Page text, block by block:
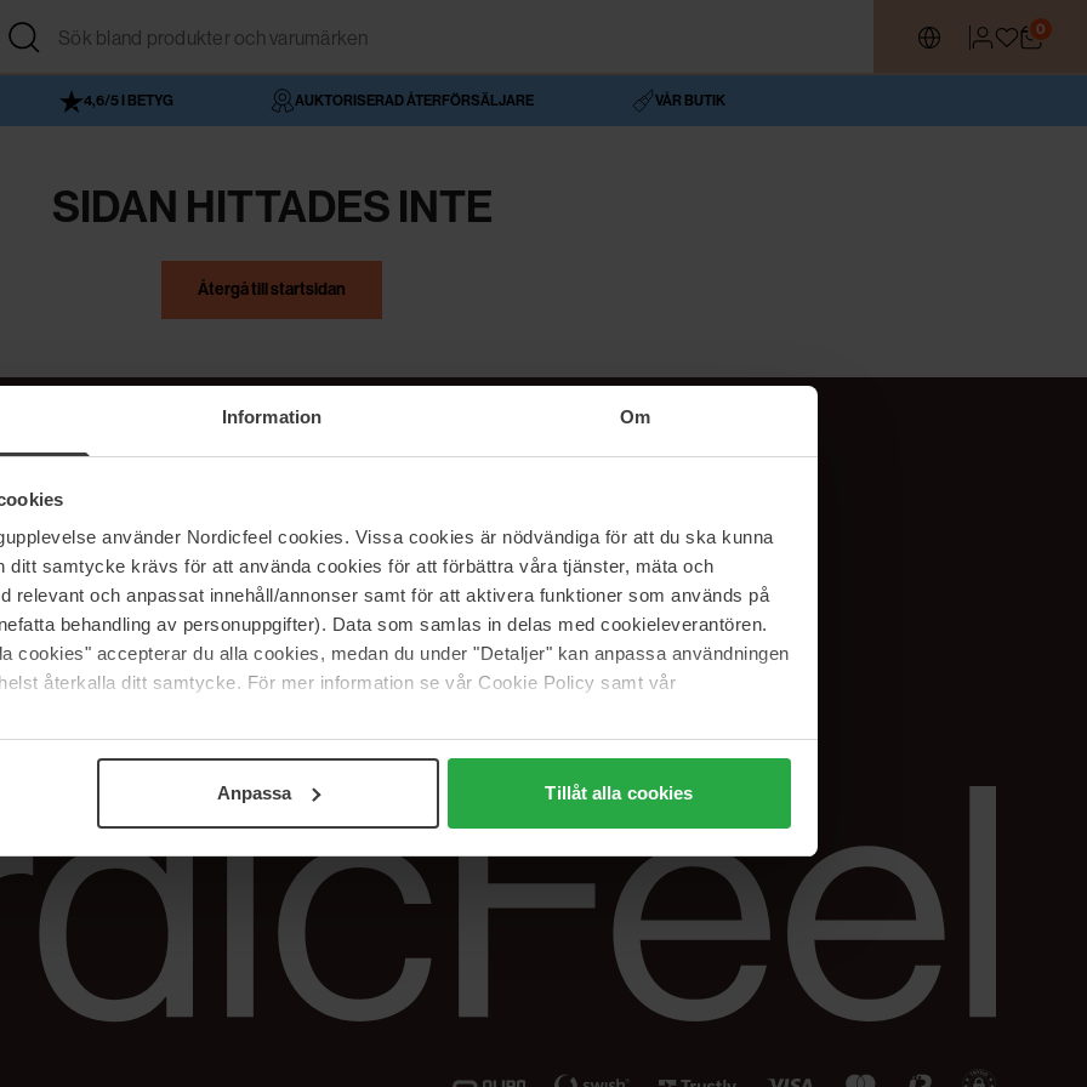
Information Om
använder Nordicfeel cookies. Vissa cookies är nödvändiga för att du ska kunna
ditt samtycke krävs för att använda cookies för att förbättra våra tjänster, mäta och
relevant och anpassat innehåll/annonser samt för att aktivera funktioner som används på
behandling av personuppgifter). Data som samlas in delas med cookieleverantören.
cookies" accepterar du alla cookies, medan du under "Detaljer" kan anpassa användningen
återkalla ditt samtycke. För mer information se vår Cookie Policy samt vår
Anpassa Tillåt alla cookies
0
4,6/5 I BETYG AUKTORISERAD ÅTERFÖRSÄLJARE VÅR BUTIK
SIDAN HITTADES INTE
Återgå till startsidan
NordicFeel
Vår butik
Våra varumärken
Jobba hos oss
Samarbeta med oss
The Beauty Edit
Hjälp
FAQ
Spåra min beställning
Returer &
reklamationer
Följ oss
Facebook
Instagram
Linkedin